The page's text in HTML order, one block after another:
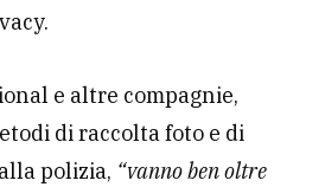
e altre compagnie,
di raccolta foto e di
polizia, “vanno ben oltre